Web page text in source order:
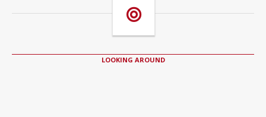
LOOKING AROUND